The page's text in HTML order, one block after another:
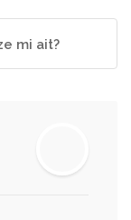
mi ait?